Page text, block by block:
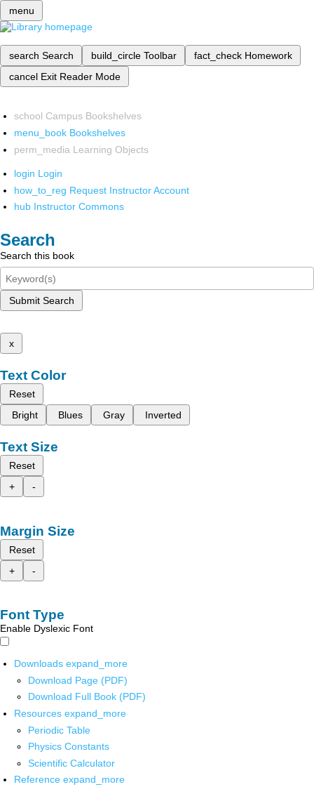
menu
search Search build_circle Toolbar fact_check Homework
cancel Exit Reader Mode
school Campus Bookshelves
menu_book Bookshelves
perm_media Learning Objects
login Login
how_to_reg Request Instructor Account
hub Instructor Commons
Search
Search this book
Submit Search
x
Text Color
Reset
Bright
Blues Gray Inverted
Text Size
Reset
+
-
Margin Size
Reset
+
-
Font Type
Enable Dyslexic Font
Downloads expand_more
Download Page (PDF)
Download Full Book (PDF)
Resources expand_more
Periodic Table
Physics Constants
Scientific Calculator
Reference expand_more